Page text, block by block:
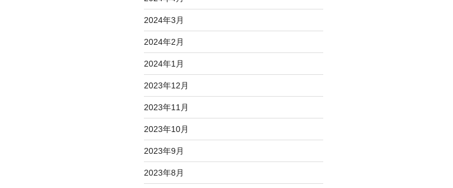
2024年3月
2024年2月
2024年1月
2023年12月
2023年11月
2023年10月
2023年9月
2023年8月